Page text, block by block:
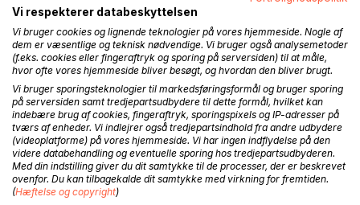
som handler om vejen ud af spiseforstyrrelser.
Denne bog er udformet med ønske om at hjælpe i kampen
mod spiseforstyrrelser. Det er en selvhjælpsbog til dig, der
kæmper med spiseforstyrrelser, til pårørende og alle der
ønsker at hjælpe.
Som forfatter har jeg selv oplevet en alvorlig
spiseforstyrrelse, stress og pres. I denne bog giver jeg en
ærlig og personlig beretning om min egen rejse og om,
hvordan jeg formåede at komme ud på den anden side.
Redskaberne i denne bog virker; det er en uundværlig
Vi respekterer databeskyttelsen
Vi bruger cookies og lignende teknologier på vores hjemmeside. Nogle af
dem er væsentlige og teknisk nødvendige. Vi bruger også analysemetoder
(f.eks. cookies eller fingeraftryk og sporing på serversiden) til at måle,
hvor ofte vores hjemmeside bliver besøgt, og hvordan den bliver brugt.
Vi bruger sporingsteknologier til markedsføringsformål og bruger sporing
på serversiden samt tredjepartsudbydere til dette formål, hvilket kan
indebære brug af cookies, fingeraftryk, sporingspixels og IP-adresser på
tværs af enheder. Vi indlejrer også tredjepartsindhold fra andre udbydere
(videoplatforme) på vores hjemmeside. Vi har ingen indflydelse på den
videre databehandling og eventuelle sporing hos tredjepartsudbyderen.
Med din indstilling giver du dit samtykke til de processer, der er beskrevet
ovenfor. Du kan tilbagekalde dit samtykke med virkning for fremtiden.
(Hæftelse og copyright)